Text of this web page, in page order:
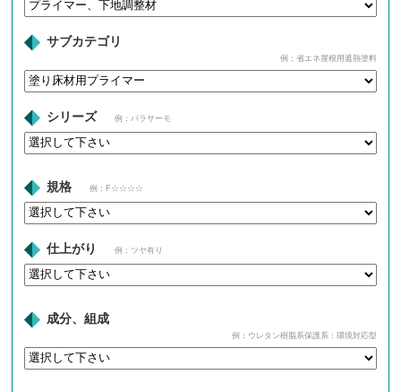
サブカテゴリ
例：省エネ屋根用遮熱塗料
シリーズ 例：パラサーモ
規格 例：F☆☆☆☆
仕上がり 例：ツヤ有り
成分、組成
例：ウレタン樹脂系保護系：環境対応型